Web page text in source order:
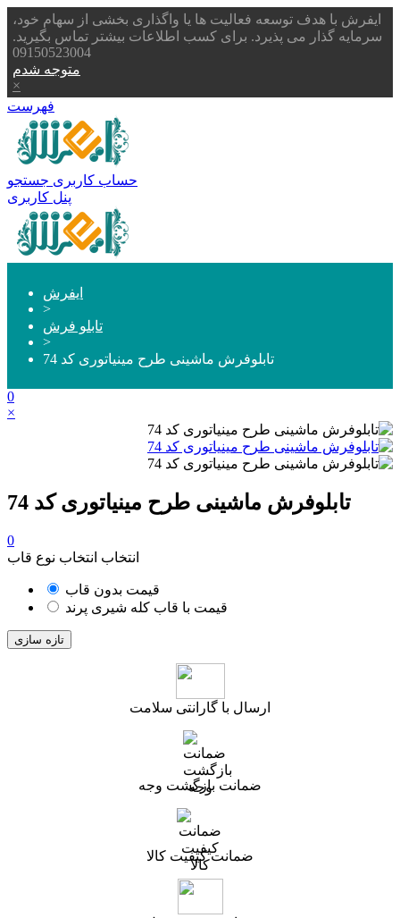
ایفرش با هدف توسعه فعالیت ها یا واگذاری بخشی از سهام خود،
سرمایه گذار می پذیرد. برای کسب اطلاعات بیشتر تماس بگیرید.
09150523004
متوجه شدم
×
فهرست
حساب کاربری جستجو
پنل کاربری
ایفرش
>
تابلو فرش
>
تابلوفرش ماشینی طرح مینیاتوری کد 74
0
×
تابلوفرش ماشینی طرح مینیاتوری کد 74
0
انتخاب انتخاب نوع قاب
قیمت بدون قاب
قیمت با قاب کله شیری پرند
ارسال با گارانتی سلامت
ضمانت بازگشت وجه
ضمانت کیفیت کالا